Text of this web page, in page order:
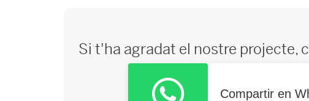
Si t'ha agradat el nostre projecte,
Compartir en